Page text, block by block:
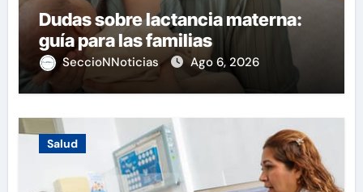
Dudas sobre lactancia materna:
guía para las familias
SeccioNNoticias Ago 6, 2026
Salud